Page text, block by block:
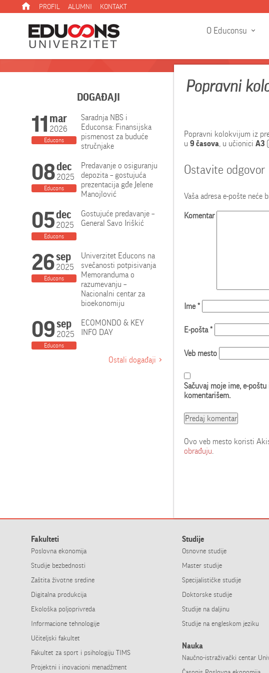
PROFIL ALUMNI KONTAKT
O Educonsu
Popravni
Popravni kolokvijum iz
u 9 časova, u učionici A3
Ostavite odgovor
Vaša adresa e-pošte neće
Komentar
Ime*
E-pošta*
Veb mesto
Sačuvaj moje ime, e-
komentarišem.
Ovo veb mesto koristi
obrađuju.
DOGAĐAJI
11 mar
2026
Educons
Saradnja NBS i
Educonsa: Finansijska
pismenost za buduće
stručnjake
08dec
2025
Educons
Predavanje o osiguranju
depozita – gostujuća
prezentacija gđe Jelene
Manojlović
05dec
2025
Educons
Gostujuće predavanje –
General Savo Iriškić
26sep
2025
Educons
Univerzitet Educons na
svečanosti potpisivanja
Memoranduma o
razumevanju –
Nacionalni centar za
bioekonomiju
09sep
2025
Educons
ECOMONDO & KEY
INFO DAY
Ostali događaji
Fakulteti
Poslovna ekonomija
Studije bezbednosti
Zaštita životne sredine
Digitalna produkcija
Ekološka poljoprivreda
Informacione tehnologije
Učiteljski fakultet
Fakultet za sport i psihologiju TIMS
Projektni i inovacioni menadžment
Studije
Osnovne studije
Master studije
Specijalističke studije
Doktorske studije
Studije na daljinu
Studije na engleskom jeziku
Nauka
Naučno-­istraživački centar